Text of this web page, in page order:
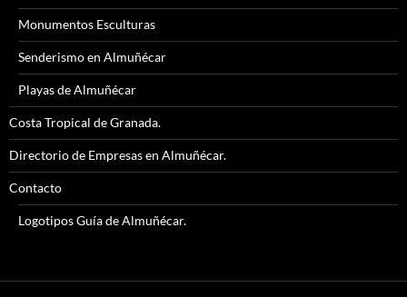
Monumentos Esculturas
Senderismo en Almuñécar
Playas de Almuñécar
Costa Tropical de Granada.
Directorio de Empresas en Almuñécar.
Contacto
Logotipos Guía de Almuñécar.